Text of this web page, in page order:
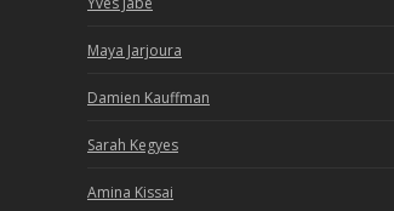
Maya Jarjoura
Damien Kauffman
Sarah Kegyes
Amina Kissai